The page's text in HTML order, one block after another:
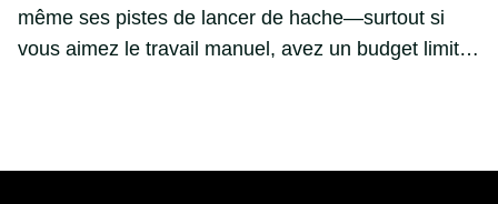
même ses pistes de lancer de hache—surtout si
vous aimez le travail manuel, avez un budget limité,
essentielles pour réussir votre projet.